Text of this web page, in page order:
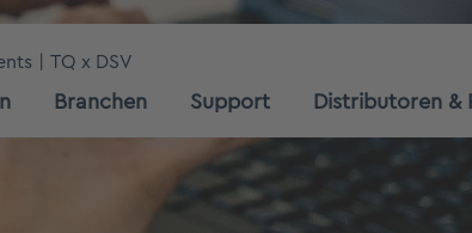
TQ x DSV
Branchen Support Distributoren &